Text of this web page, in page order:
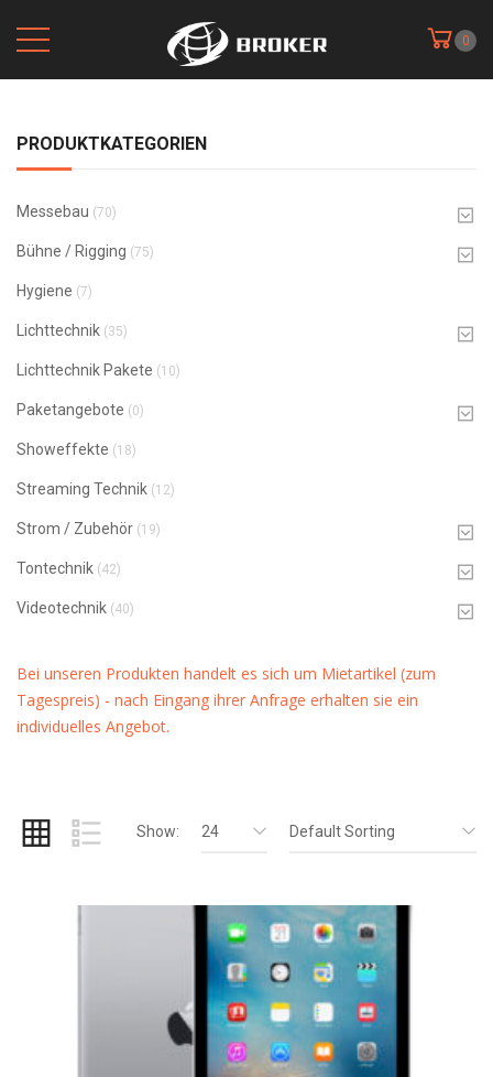
0
PRODUKTKATEGORIEN
Messebau (70)
Bühne / Rigging (75)
Hygiene (7)
Lichttechnik (35)
Lichttechnik Pakete (10)
Paketangebote (0)
Showeffekte (18)
Streaming Technik (12)
Strom / Zubehör (19)
Tontechnik (42)
Videotechnik (40)
Bei unseren Produkten handelt es sich um Mietartikel (zum
Tagespreis) - nach Eingang ihrer Anfrage erhalten sie ein
individuelles Angebot.
Show: 24 Default Sorting